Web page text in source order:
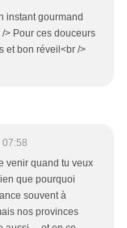
instant gourmand
> Pour ces douceurs
et bon réveil<br />
venir quand tu veux
que pourquoi
souvent à
nos provinces